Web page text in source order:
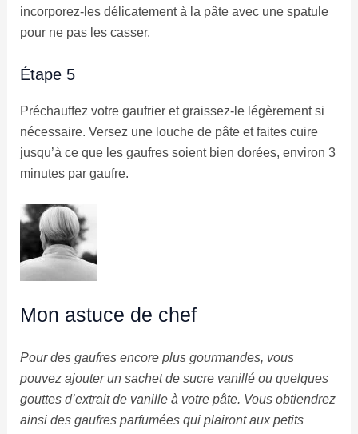
incorporez-les délicatement à la pâte avec une spatule
pour ne pas les casser.
Étape 5
Préchauffez votre gaufrier et graissez-le légèrement si
nécessaire. Versez une louche de pâte et faites cuire
jusqu’à ce que les gaufres soient bien dorées, environ 3
minutes par gaufre.
Mon astuce de chef
Pour des gaufres encore plus gourmandes, vous
pouvez ajouter un sachet de sucre vanillé ou quelques
gouttes d’extrait de vanille à votre pâte. Vous obtiendrez
ainsi des gaufres parfumées qui plairont aux petits